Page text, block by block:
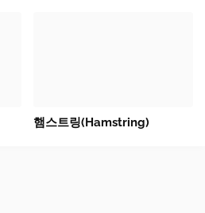
햄스트링(Hamstring)